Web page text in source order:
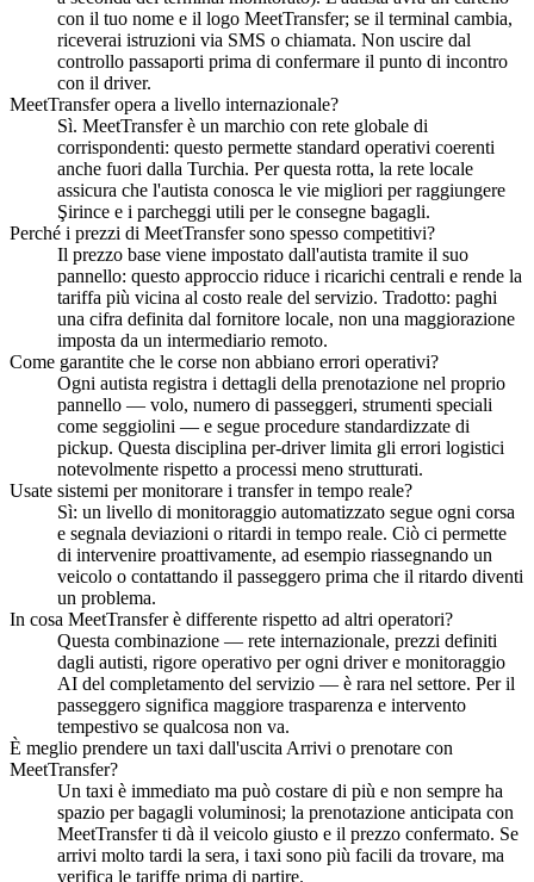
con il tuo nome e il logo MeetTransfer; se il terminal cambia,
riceverai istruzioni via SMS o chiamata. Non uscire dal
controllo passaporti prima di confermare il punto di incontro
con il driver.
MeetTransfer opera a livello internazionale?
Sì. MeetTransfer è un marchio con rete globale di
corrispondenti: questo permette standard operativi coerenti
anche fuori dalla Turchia. Per questa rotta, la rete locale
assicura che l'autista conosca le vie migliori per raggiungere
Şirince e i parcheggi utili per le consegne bagagli.
Perché i prezzi di MeetTransfer sono spesso competitivi?
Il prezzo base viene impostato dall'autista tramite il suo
pannello: questo approccio riduce i ricarichi centrali e rende la
tariffa più vicina al costo reale del servizio. Tradotto: paghi
una cifra definita dal fornitore locale, non una maggiorazione
imposta da un intermediario remoto.
Come garantite che le corse non abbiano errori operativi?
Ogni autista registra i dettagli della prenotazione nel proprio
pannello — volo, numero di passeggeri, strumenti speciali
come seggiolini — e segue procedure standardizzate di
pickup. Questa disciplina per-driver limita gli errori logistici
notevolmente rispetto a processi meno strutturati.
Usate sistemi per monitorare i transfer in tempo reale?
Sì: un livello di monitoraggio automatizzato segue ogni corsa
e segnala deviazioni o ritardi in tempo reale. Ciò ci permette
di intervenire proattivamente, ad esempio riassegnando un
veicolo o contattando il passeggero prima che il ritardo diventi
un problema.
In cosa MeetTransfer è differente rispetto ad altri operatori?
Questa combinazione — rete internazionale, prezzi definiti
dagli autisti, rigore operativo per ogni driver e monitoraggio
AI del completamento del servizio — è rara nel settore. Per il
passeggero significa maggiore trasparenza e intervento
tempestivo se qualcosa non va.
È meglio prendere un taxi dall'uscita Arrivi o prenotare con
MeetTransfer?
Un taxi è immediato ma può costare di più e non sempre ha
spazio per bagagli voluminosi; la prenotazione anticipata con
MeetTransfer ti dà il veicolo giusto e il prezzo confermato. Se
arrivi molto tardi la sera, i taxi sono più facili da trovare, ma
verifica le tariffe prima di partire.